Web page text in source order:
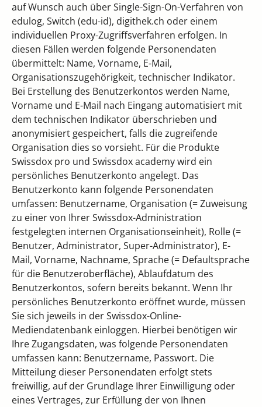
auf Wunsch auch über Single-Sign-On-Verfahren von
edulog, Switch (edu-id), digithek.ch oder einem
individuellen Proxy-Zugriffsverfahren erfolgen. In
diesen Fällen werden folgende Personendaten
übermittelt: Name, Vorname, E-Mail,
Organisationszugehörigkeit, technischer Indikator.
Bei Erstellung des Benutzerkontos werden Name,
Vorname und E-Mail nach Eingang automatisiert mit
dem technischen Indikator überschrieben und
anonymisiert gespeichert, falls die zugreifende
Organisation dies so vorsieht. Für die Produkte
Swissdox pro und Swissdox academy wird ein
persönliches Benutzerkonto angelegt. Das
Benutzerkonto kann folgende Personendaten
umfassen: Benutzername, Organisation (= Zuweisung
zu einer von Ihrer Swissdox-Administration
festgelegten internen Organisationseinheit), Rolle (=
Benutzer, Administrator, Super-Administrator), E-
Mail, Vorname, Nachname, Sprache (= Defaultsprache
für die Benutzeroberfläche), Ablaufdatum des
Benutzerkontos, sofern bereits bekannt. Wenn Ihr
persönliches Benutzerkonto eröffnet wurde, müssen
Sie sich jeweils in der Swissdox-Online-
Mediendatenbank einloggen. Hierbei benötigen wir
Ihre Zugangsdaten, was folgende Personendaten
umfassen kann: Benutzername, Passwort. Die
Mitteilung dieser Personendaten erfolgt stets
freiwillig, auf der Grundlage Ihrer Einwilligung oder
eines Vertrages, zur Erfüllung der von Ihnen